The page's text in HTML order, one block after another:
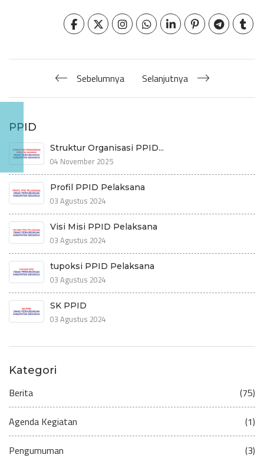
Sebelumnya Selanjutnya
PPID
Struktur Organisasi PPID...
04 November 2025
Profil PPID Pelaksana
03 Agustus 2024
Visi Misi PPID Pelaksana
03 Agustus 2024
tupoksi PPID Pelaksana
03 Agustus 2024
SK PPID
03 Agustus 2024
Kategori
Berita (75)
Agenda Kegiatan (1)
Pengumuman (3)